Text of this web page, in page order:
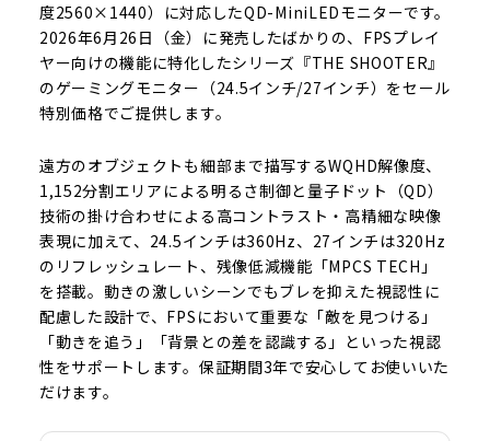
度2560×1440）に対応したQD-MiniLEDモニターです。
2026年6月26日（金）に発売したばかりの、FPSプレイ
ヤー向けの機能に特化したシリーズ『THE SHOOTER』
のゲーミングモニター（24.5インチ/27インチ）をセール
特別価格でご提供します。
遠方のオブジェクトも細部まで描写するWQHD解像度、
1,152分割エリアによる明るさ制御と量子ドット（QD）
技術の掛け合わせによる高コントラスト・高精細な映像
表現に加えて、24.5インチは360Hz、27インチは320Hz
のリフレッシュレート、残像低減機能「MPCS TECH」
を搭載。動きの激しいシーンでもブレを抑えた視認性に
配慮した設計で、FPSにおいて重要な「敵を見つける」
「動きを追う」「背景との差を認識する」といった視認
性をサポートします。保証期間3年で安心してお使いいた
だけます。